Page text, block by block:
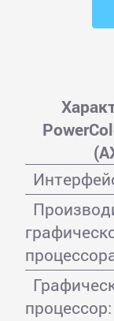
процессор: